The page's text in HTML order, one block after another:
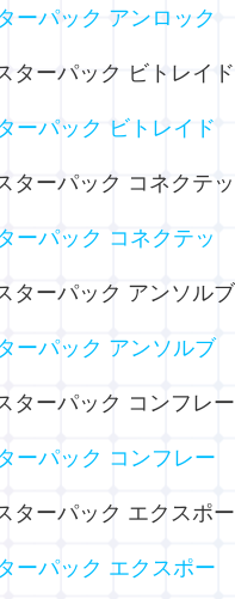
ーパック アンロック
ーパック ビトレイド
ーパック コネクテッ
ーパック アンソルブ
ーパック コンフレー
ーパック エクスポー